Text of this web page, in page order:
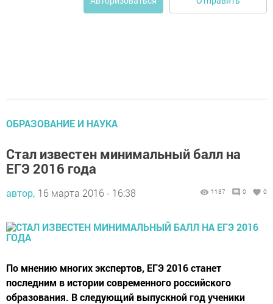
ОБРАЗОВАНИЕ И НАУКА
Стал известен минимальный балл на
ЕГЭ 2016 года
автор, 16 марта 2016 - 16:38 1137 0 0
По мнению многих экспертов, ЕГЭ 2016 станет
последним в истории современного российского
образования. В следующий выпускной год ученики